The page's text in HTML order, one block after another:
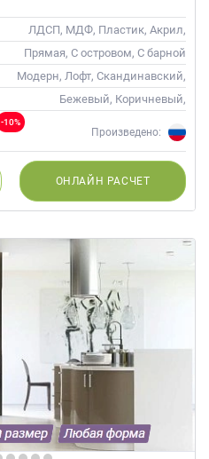
ЛДСП, МДФ, Пластик, Акрил,
Alvic / УФ лак, Эмаль, Шпон,
Глянцевые
Прямая, С островом, С барной
стойкой
Модерн, Лофт, Скандинавский,
Хай-тек, Современные
Бежевый, Коричневый,
Красный, Оранжевый
-10%
Произведено:
ОНЛАЙН РАСЧЕТ